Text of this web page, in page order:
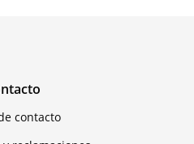
contacto